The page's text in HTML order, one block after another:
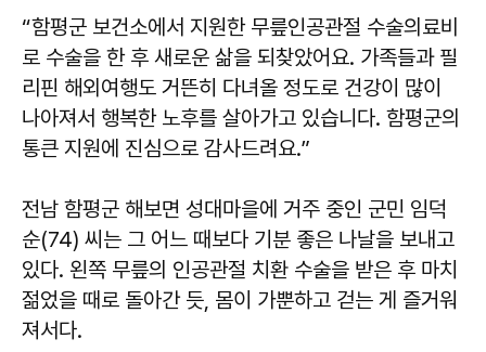
“함평군 보건소에서 지원한 무릎인공관절 수술의료비
로 수술을 한 후 새로운 삶을 되찾았어요. 가족들과 필
리핀 해외여행도 거뜬히 다녀올 정도로 건강이 많이
나아져서 행복한 노후를 살아가고 있습니다. 함평군의
통큰 지원에 진심으로 감사드려요.”
전남 함평군 해보면 성대마을에 거주 중인 군민 임덕
순(74) 씨는 그 어느 때보다 기분 좋은 나날을 보내고
있다. 왼쪽 무릎의 인공관절 치환 수술을 받은 후 마치
젊었을 때로 돌아간 듯, 몸이 가뿐하고 걷는 게 즐거워
져서다.